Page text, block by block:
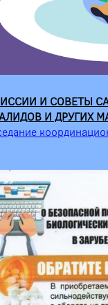
И СОВЕТЫ
И ДРУГИХ